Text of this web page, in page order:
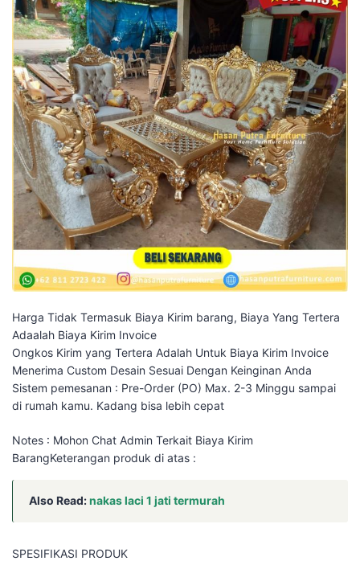
Harga Tidak Termasuk Biaya Kirim barang, Biaya Yang Tertera
Adaalah Biaya Kirim Invoice
Ongkos Kirim yang Tertera Adalah Untuk Biaya Kirim Invoice
Menerima Custom Desain Sesuai Dengan Keinginan Anda
Sistem pemesanan : Pre-Order (PO) Max. 2-3 Minggu sampai
di rumah kamu. Kadang bisa lebih cepat
Notes : Mohon Chat Admin Terkait Biaya Kirim
BarangKeterangan produk di atas :
Also Read:nakas laci 1 jati termurah
SPESIFIKASI PRODUK